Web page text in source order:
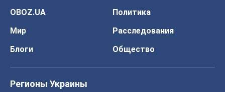
OBOZ.UA
Политика
Мир
Расследования
Блоги
Общество
Регионы Украины